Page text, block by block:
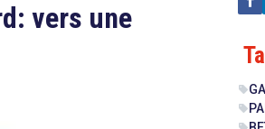
vers une
sell
sell